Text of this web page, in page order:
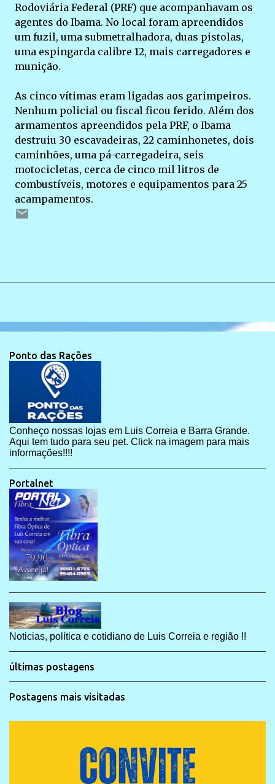
Rodoviária Federal (PRF) que acompanhavam os
agentes do Ibama. No local foram apreendidos
um fuzil, uma submetralhadora, duas pistolas,
uma espingarda calibre 12, mais carregadores e
munição.
As cinco vítimas eram ligadas aos garimpeiros.
Nenhum policial ou fiscal ficou ferido. Além dos
armamentos apreendidos pela PRF, o Ibama
destruiu 30 escavadeiras, 22 caminhonetes, dois
caminhões, uma pá-carregadeira, seis
motocicletas, cerca de cinco mil litros de
combustíveis, motores e equipamentos para 25
acampamentos.
Ponto das Rações
Conheço nossas lojas em Luis Correia e Barra Grande.
Aqui tem tudo para seu pet. Click na imagem para mais
informações!!!!
Portalnet
Noticias, política e cotidiano de Luis Correia e região !!
últimas postagens
Postagens mais visitadas